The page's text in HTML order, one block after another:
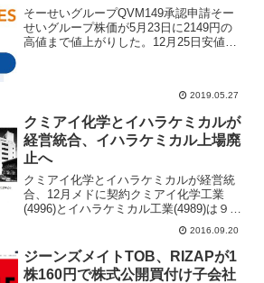
そーせいグループQVM149承認申請そー
せいグループ株価が5月23日に2149円の
高値まで値上がりした。12月25日安値
2019.05.27
クミアイ化学とイハラケミカルが
経営統合、イハラケミカル上場廃
止へ
クミアイ化学とイハラケミカルが経営統
合、12月メドに契約クミアイ化学工業
(4996)とイハラケミカル工業(4989)は９月
２０日引け後、経営統合に関する基本合
意書を締結したと発表した。１２月中旬
をメドに最終契約を締結し、来年５月１
日の本統合...
2016.09.20
ジーンズメイトTOB、RIZAPが1
株160円で株式公開買付け子会社